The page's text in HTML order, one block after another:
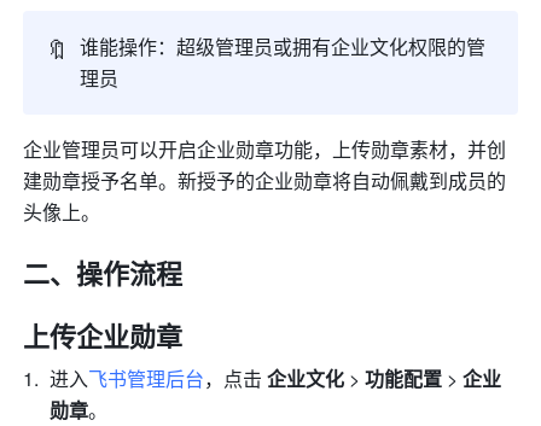
🔖
谁能操作：超级管理员或拥有企业文化权限的管
理员
企业管理员可以开启企业勋章功能，上传勋章素材，并创
建勋章授予名单。新授予的企业勋章将自动佩戴到成员的
头像上。
二、操作流程
上传企业勋章
进入飞书管理后台，点击 企业文化 > 功能配置 > 企业
勋章。